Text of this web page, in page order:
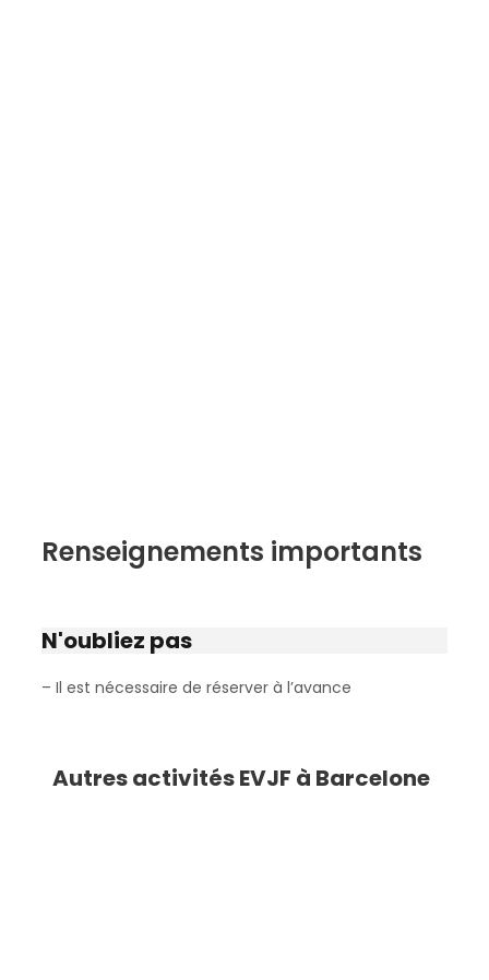
Renseignements importants
N'oubliez pas
– Il est nécessaire de réserver à l’avance
Autres activités EVJF à Barcelone